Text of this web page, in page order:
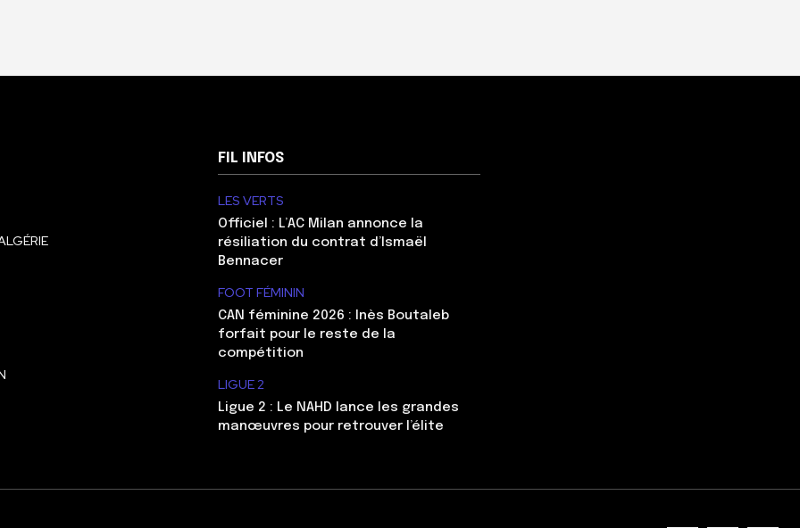
FIL INFOS
LES VERTS
Officiel : L’AC Milan annonce la
résiliation du contrat d’Ismaël
Bennacer
FOOT FÉMININ
CAN féminine 2026 : Inès Boutaleb
forfait pour le reste de la
compétition
LIGUE 2
Ligue 2 : Le NAHD lance les grandes
manœuvres pour retrouver l’élite